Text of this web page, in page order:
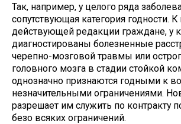
Так, например, у целого ряда
сопутствующая категория годности.
действующей редакции граждане, у
диагностированы болезненные
черепно-мозговой травмы или
головного мозга в стадии стойкой
однозначно признаются годными к
незначительными ограничениями.
разрешает им служить по контракту
безо всяких ограничений.